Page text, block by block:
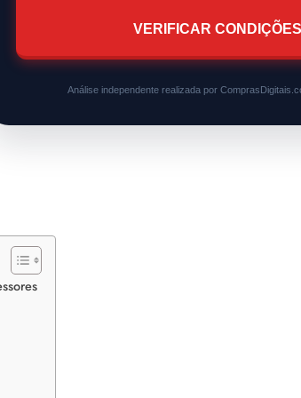
VERIFICAR
Análise independente realizada por